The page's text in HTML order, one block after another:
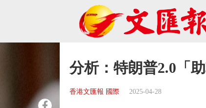
分析：特朗普2.0「
香港文匯報 國際 2025-04-28